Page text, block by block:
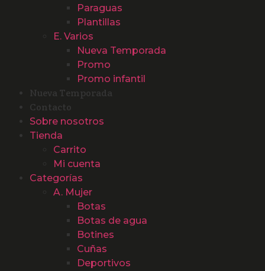
Paraguas
Plantillas
E. Varios
Nueva Temporada
Promo
Promo infantil
Nueva Temporada
Contacto
Sobre nosotros
Tienda
Carrito
Mi cuenta
Categorías
A. Mujer
Botas
Botas de agua
Botines
Cuñas
Deportivos